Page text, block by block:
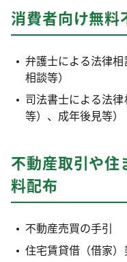
消費者向け無料
弁護士による法律
相談等）
司法書士による法
等）、成年後見等）
不動産取引や住
料配布
不動産売買の手引
住宅賃貸借（借家